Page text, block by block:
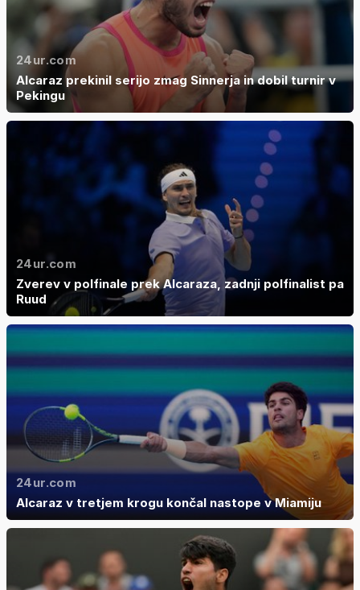
24ur.com
Alcaraz prekinil serijo zmag Sinnerja in dobil turnir v
Pekingu
24ur.com
Zverev v polfinale prek Alcaraza, zadnji polfinalist pa
Ruud
24ur.com
Alcaraz v tretjem krogu končal nastope v Miamiju